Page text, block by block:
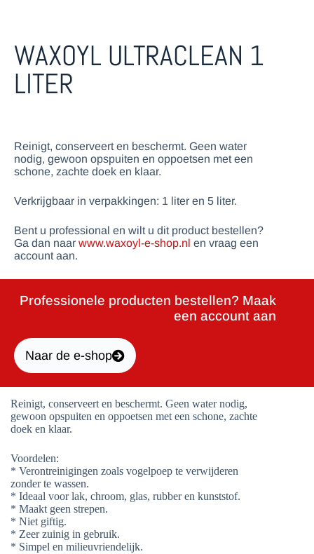
WAXOYL ULTRACLEAN 1
LITER
Reinigt, conserveert en beschermt. Geen water
nodig, gewoon opspuiten en oppoetsen met een
schone, zachte doek en klaar.
Verkrijgbaar in verpakkingen: 1 liter en 5 liter.
Bent u professional en wilt u dit product bestellen?
Ga dan naar www.waxoyl-e-shop.nl en vraag een
account aan.
Professionele producten bestellen? Maak
een account aan
Naar de e-shop
Reinigt, conserveert en beschermt. Geen water nodig,
gewoon opspuiten en oppoetsen met een schone, zachte
doek en klaar.
Voordelen:
* Verontreinigingen zoals vogelpoep te verwijderen
zonder te wassen.
* Ideaal voor lak, chroom, glas, rubber en kunststof.
* Maakt geen strepen.
* Niet giftig.
* Zeer zuinig in gebruik.
* Simpel en milieuvriendelijk.